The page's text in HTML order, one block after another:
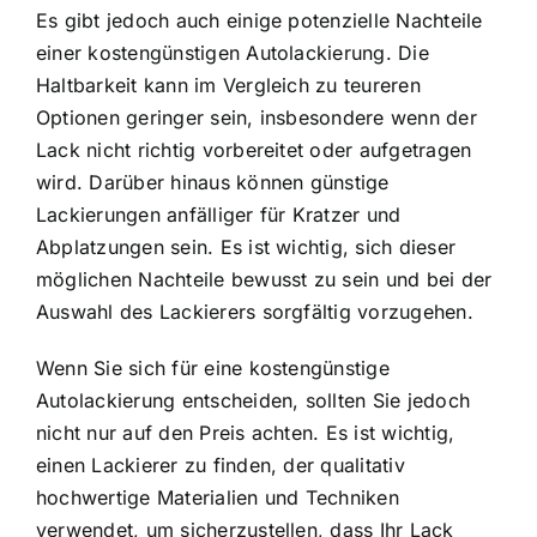
Es gibt jedoch auch einige potenzielle Nachteile
einer kostengünstigen Autolackierung. Die
Haltbarkeit kann im Vergleich zu teureren
Optionen geringer sein, insbesondere wenn der
Lack nicht richtig vorbereitet oder aufgetragen
wird. Darüber hinaus können günstige
Lackierungen anfälliger für Kratzer und
Abplatzungen sein. Es ist wichtig, sich dieser
möglichen Nachteile bewusst zu sein und bei der
Auswahl des Lackierers sorgfältig vorzugehen.
Wenn Sie sich für eine kostengünstige
Autolackierung entscheiden, sollten Sie jedoch
nicht nur auf den Preis achten. Es ist wichtig,
einen Lackierer zu finden, der qualitativ
hochwertige Materialien und Techniken
verwendet, um sicherzustellen, dass Ihr Lack